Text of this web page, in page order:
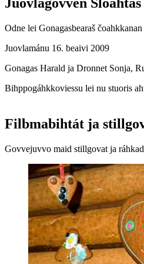
Juovlagovven Šloahtas
Odne lei Gonagasbearaš
Juovlamánu 16. beaivi 2009
Gonagas Harald ja Dronnet Sonja,
Bihppogáhkkoviessu lei nu stuoris
Filbmabihtát ja
Govvejuvvo maid stillgovat ja